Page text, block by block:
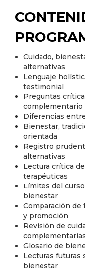
Cuidado,
alternativas
Lenguaje
testimonial
Preguntas
complementario
Diferencias
Bienestar,
orientada
Registro
alternativas
Lectura crítica
terapéuticas
Límites del
bienestar
Comparación de
y promoción
Revisión de
complementarias
Glosario de
Lecturas futuras
bienestar